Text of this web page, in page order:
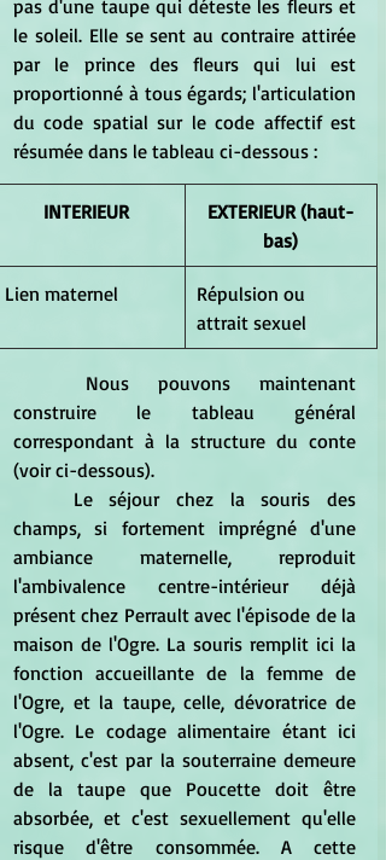
pas d'une taupe qui déteste les fleurs et
le soleil. Elle se sent au contraire attirée
par le prince des fleurs qui lui est
proportionné à tous égards; l'articulation
du code spatial sur le code affectif est
résumée dans le tableau ci-dessous :
INTERIEUR
EXTERIEUR (haut-
bas)
Lien maternel
Répulsion ou
attrait sexuel
construire le tableau général
correspondant à la structure du conte
(voir ci-dessous).
champs, si fortement imprégné d'une
ambiance maternelle, reproduit
l'ambivalence centre-intérieur déjà
présent chez Perrault avec l'épisode de la
maison de l'Ogre. La souris remplit ici la
fonction accueillante de la femme de
l'Ogre, et la taupe, celle, dévoratrice de
l'Ogre. Le codage alimentaire étant ici
absent, c'est par la souterraine demeure
de la taupe que Poucette doit être
absorbée, et c'est sexuellement qu'elle
risque d'être consommée. A cette